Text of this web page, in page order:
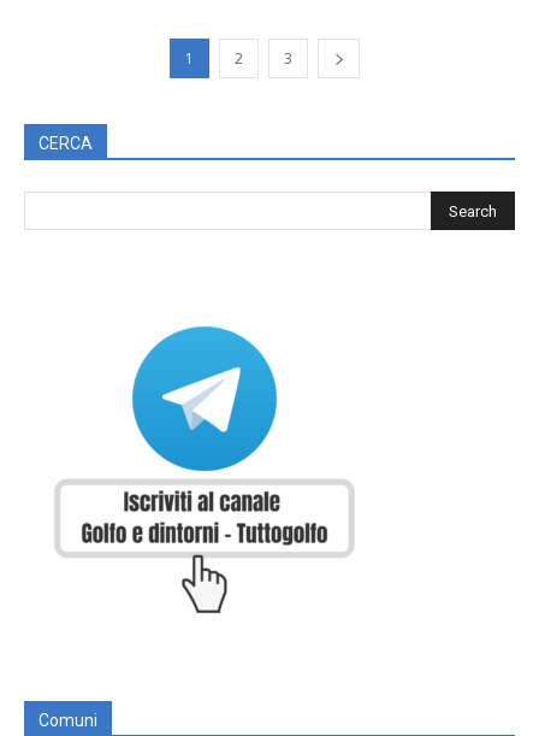
1 2 3
CERCA
Comuni